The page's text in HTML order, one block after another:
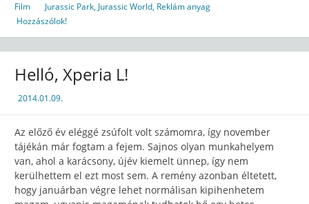
Film Jurassic Park, Jurassic World, Reklám anyag
Hozzászólok!
Helló, Xperia L!
2014.01.09.
Az előző év eléggé zsúfolt volt számomra, így november
tájékán már fogtam a fejem. Sajnos olyan munkahelyem
van, ahol a karácsony, újév kiemelt ünnep, így nem
kerülhettem el ezt most sem. A remény azonban éltetett,
hogy januárban végre lehet normálisan kipihenhetem